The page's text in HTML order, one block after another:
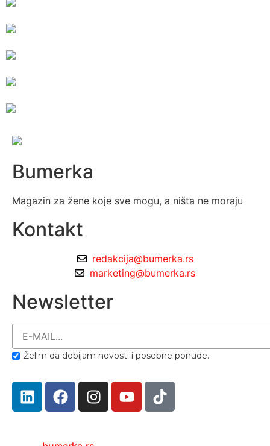
Bumerka
Magazin za žene koje sve mogu, a ništa ne moraju
Kontakt
redakcija@bumerka.rs
marketing@bumerka.rs
Newsletter
Želim da dobijam novosti i posebne ponude.